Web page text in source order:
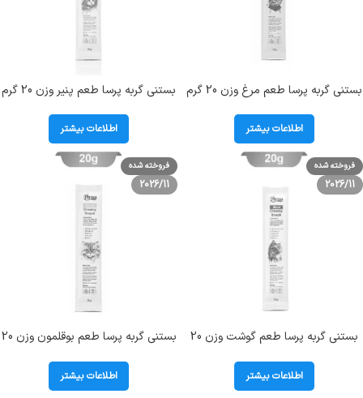
بستنی گربه پرسا طعم مرغ وزن 20 گرم
Chicken
اطلاعات بیشتر
بستنی گربه پرسا طعم پنیر وزن 20 گرم
Cheese
اطلاعات بیشتر
فروخته شده
2026/11
بستنی گربه پرسا طعم گوشت وزن 20
Meat
اطلاعات بیشتر
فروخته شده
2026/11
بستنی گربه پرسا طعم بوقلمون وزن 20
Turkey
اطلاعات بیشتر